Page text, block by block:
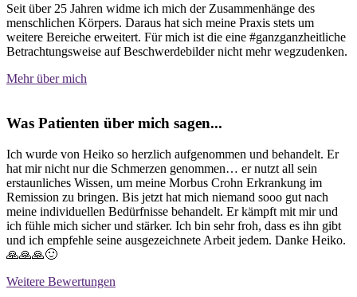
Seit über 25 Jahren widme ich mich der Zusammenhänge des
menschlichen Körpers. Daraus hat sich meine Praxis stets um
weitere Bereiche erweitert. Für mich ist die eine #ganzganzheitliche
Betrachtungsweise auf Beschwerdebilder nicht mehr wegzudenken.
Mehr über mich
Was Patienten über mich sagen...
Ich wurde von Heiko so herzlich aufgenommen und behandelt. Er
hat mir nicht nur die Schmerzen genommen… er nutzt all sein
erstaunliches Wissen, um meine Morbus Crohn Erkrankung im
Remission zu bringen. Bis jetzt hat mich niemand sooo gut nach
meine individuellen Bedürfnisse behandelt. Er kämpft mit mir und
ich fühle mich sicher und stärker. Ich bin sehr froh, dass es ihn gibt
und ich empfehle seine ausgezeichnete Arbeit jedem. Danke Heiko.
🙏🙏🙏🙂
Weitere Bewertungen